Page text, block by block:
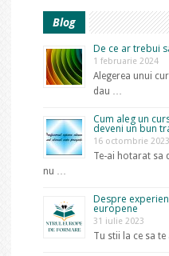
Blog
De ce ar trebui
1 februarie 2024
Alegerea unui
dau …
Cum aleg un
deveni un bun
16 octombrie 2023
Te-ai hotarat sa
nu …
Despre
europene
31 iulie 2023
Tu stii la ce sa